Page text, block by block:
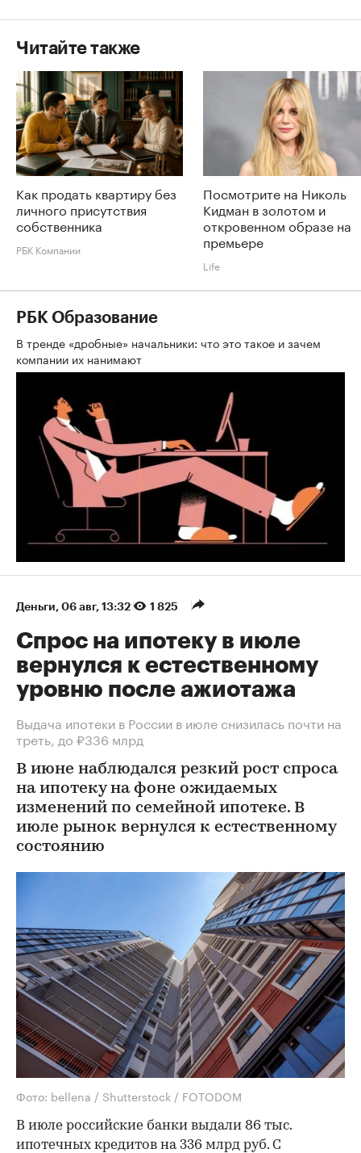
Читайте также
Как продать квартиру без
личного присутствия
собственника
РБК Компании
Посмотрите на Николь
Кидман в золотом и
откровенном образе на
премьере
Life
РБК Образование
В тренде «дробные» начальники: что это такое и зачем
компании их нанимают
Деньги⁠, 06 авг, 13:32 1 825
Спрос на ипотеку в июле
вернулся к естественному
уровню после ажиотажа
Выдача ипотеки в России в июле снизилась почти на
треть, до ₽336 млрд
В июне наблюдался резкий рост спроса
на ипотеку на фоне ожидаемых
изменений по семейной ипотеке. В
июле рынок вернулся к естественному
состоянию
Фото: bellena / Shutterstock / FOTODOM
В июле российские банки выдали 86 тыс.
ипотечных кредитов на 336 млрд руб. С